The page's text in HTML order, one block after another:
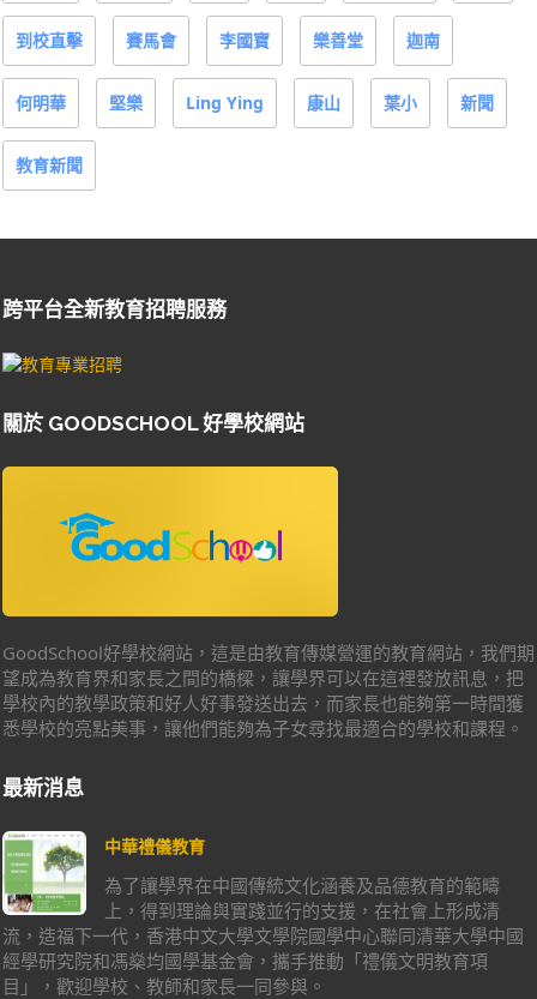
到校直擊 賽馬會 李國寶 樂善堂 迦南
何明華 堅樂 Ling Ying 康山 葉小 新聞
教育新聞
跨平台全新教育招聘服務
關於 GOODSCHOOL 好學校網站
GoodSchool好學校網站，這是由教育傳媒營運的教育網站，我們期
望成為教育界和家長之間的橋樑，讓學界可以在這裡發放訊息，把
學校內的教學政策和好人好事發送出去，而家長也能夠第一時間獲
悉學校的亮點美事，讓他們能夠為子女尋找最適合的學校和課程。
最新消息
中華禮儀教育
為了讓學界在中國傳統文化涵養及品德教育的範疇
上，得到理論與實踐並行的支援，在社會上形成清
流，造福下一代，香港中文大學文學院國學中心聯同清華大學中國
經學研究院和馮燊均國學基金會，攜手推動「禮儀文明教育項
目」，歡迎學校、教師和家長一同參與。